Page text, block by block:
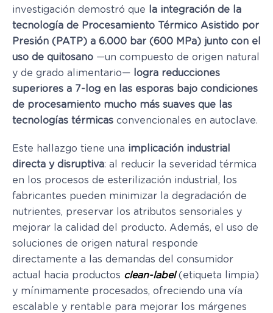
investigación demostró que
la integración de la
tecnología de Procesamiento Térmico Asistido por
Presión (PATP) a 6.000 bar (600 MPa) junto con el
uso de quitosano —un compuesto de origen natural
y de grado alimentario—
logra reducciones
superiores a 7-log en las esporas bajo condiciones
de procesamiento mucho más suaves que las
tecnologías térmicas convencionales en autoclave.
Este hallazgo tiene una implicación industrial
directa y disruptiva: al reducir la severidad térmica
en los procesos de esterilización industrial, los
fabricantes pueden minimizar la degradación de
nutrientes, preservar los atributos sensoriales y
mejorar la calidad del producto. Además, el uso de
soluciones de origen natural responde
directamente a las demandas del consumidor
actual hacia productos clean-label(etiqueta limpia)
y mínimamente procesados, ofreciendo una vía
escalable y rentable para mejorar los márgenes